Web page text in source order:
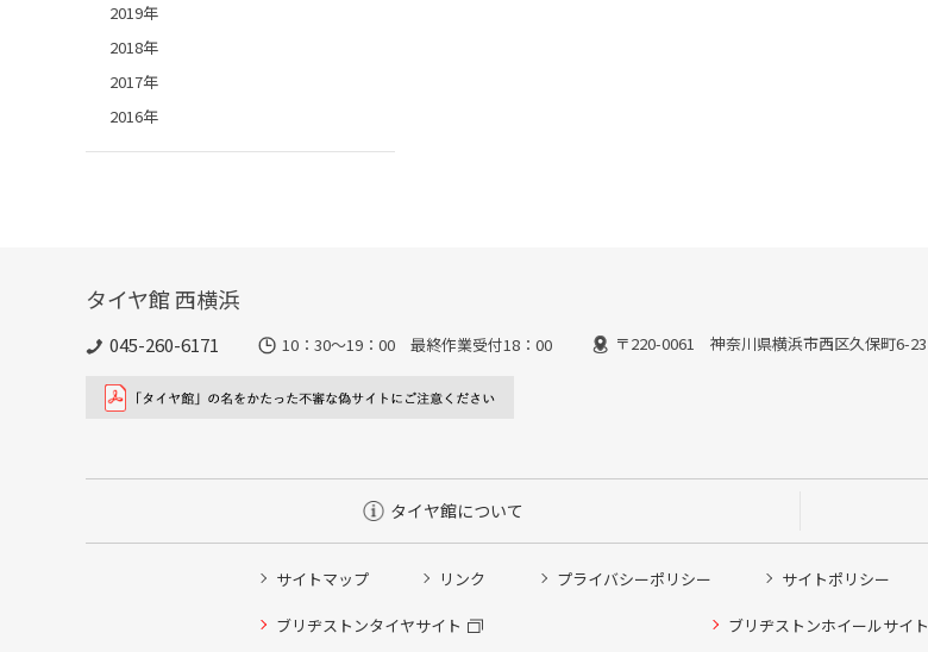
2019年
2018年
2017年
2016年
タイヤ館 西横浜
045-260-6171 10：30～19：00 最終作業受付18：00 〒220-0061 神奈川県横浜市西区久保町6-23
タイヤ館について
サイトマップ リンク プライバシーポリシー サイトポリシー
ブリヂストンタイヤサイト ブリヂストンホイールサイト
タイヤ点検・安全点検/タイヤ履き替え/オイル交換/その他ピット作業の予約
クローク契約会員専用タイヤ履き替え※タイヤ履き替えを希望のクローク契約会員の方はこちらを選択ください